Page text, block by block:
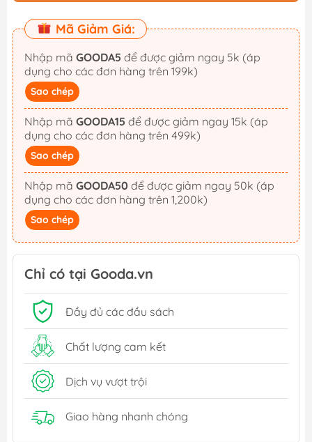
Mã Giảm Giá:
Nhập mã GOODA5
dụng cho các đơn hàng trên 199k)
Sao chép
Nhập mã GOODA15
dụng cho các đơn hàng trên 499k)
Sao chép
Nhập mã GOODA50
dụng cho các đơn hàng trên 1,200k)
Sao chép
Chỉ có tại Gooda.vn
Đầy đủ các đầu sách
Chất lượng cam kết
Dịch vụ vượt trội
Giao hàng nhanh chóng